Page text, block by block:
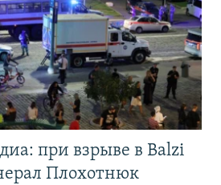
при взрыве в Balzi
Плохотнюк